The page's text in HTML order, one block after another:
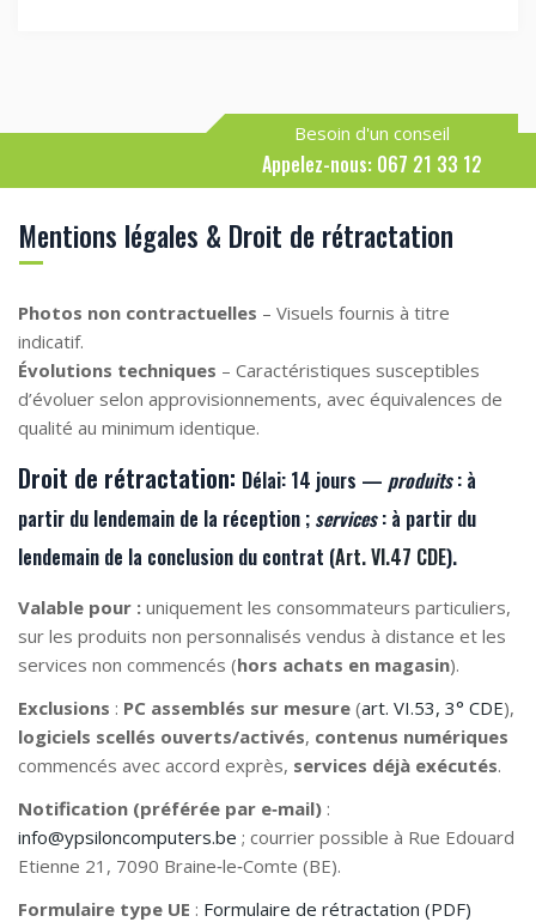
Besoin d'un conseil
Appelez-nous: 067 21 33 12
Mentions légales & Droit de rétractation
Photos non contractuelles – Visuels fournis à titre
indicatif.
Évolutions techniques – Caractéristiques susceptibles
d’évoluer selon approvisionnements, avec équivalences de
qualité au minimum identique.
Droit de rétractation: Délai: 14 jours — produits: à
partir du lendemain de la réception ; services: à partir du
lendemain de la conclusion du contrat (Art. VI.47 CDE).
Valable pour : uniquement les consommateurs particuliers,
sur les produits non personnalisés vendus à distance et les
services non commencés (hors achats en magasin).
Exclusions : PC assemblés sur mesure (art. VI.53, 3° CDE),
logiciels scellés ouverts/activés, contenus numériques
commencés avec accord exprès, services déjà exécutés.
Notification (préférée par e‑mail) :
info@ypsiloncomputers.be ; courrier possible à Rue Edouard
Etienne 21, 7090 Braine‑le‑Comte (BE).
Formulaire type UE : Formulaire de rétractation (PDF)